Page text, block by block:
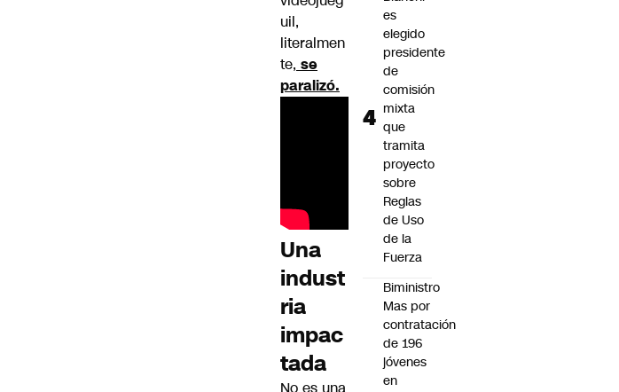
uil,
literalmen
te, se
paralizó.
Una
indust
ria
impac
tada
No es una
es
elegido
presidente
de
comisión
mixta
que
tramita
proyecto
sobre
Reglas
de Uso
de la
Fuerza
Biministro
Mas por
contratación
de 196
jóvenes
en